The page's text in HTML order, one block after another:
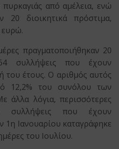
από αμέλεια, ενώ
20 διοικητικά πρόστιμα,
ευρώ.
πραγματοποιήθηκαν 20
συλλήψεις που έχουν
του έτους. Ο αριθμός αυτός
12,2% του συνόλου των
άλλα λόγια, περισσότερες
που έχουν
1η Ιανουαρίου καταγράφηκε
του Ιουλίου.